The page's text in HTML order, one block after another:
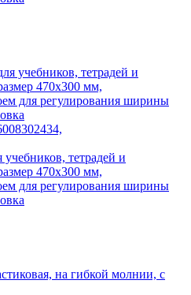
тетрадей и
470х300 мм,
для регулирования ширины